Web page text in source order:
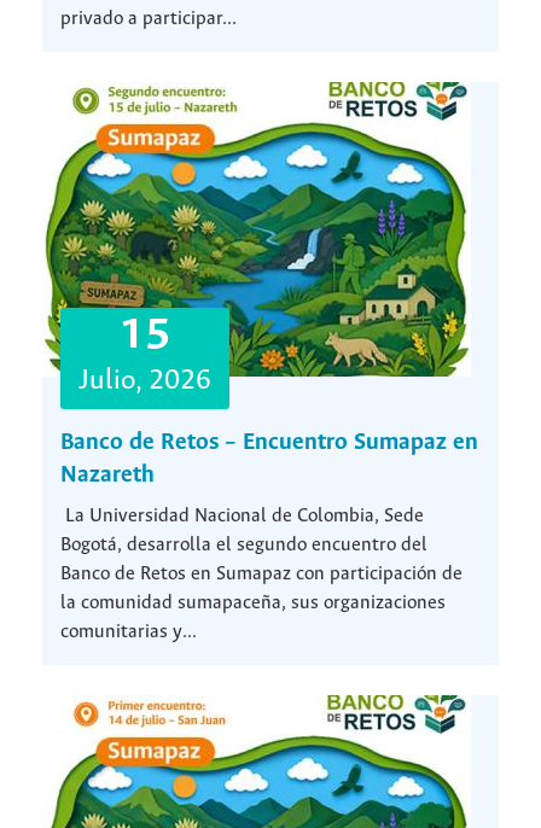
privado a participar...
15
Julio, 2026
Banco de Retos – Encuentro Sumapaz en
Nazareth
La Universidad Nacional de Colombia, Sede
Bogotá, desarrolla el segundo encuentro del
Banco de Retos en Sumapaz con participación de
la comunidad sumapaceña, sus organizaciones
comunitarias y...